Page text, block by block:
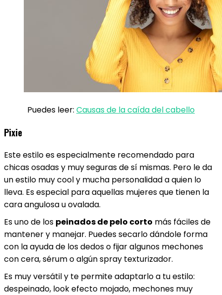
Puedes leer: Causas de la caída del cabello
Pixie
Este estilo es especialmente recomendado para
chicas osadas y muy seguras de sí mismas. Pero le da
un estilo muy cool y mucha personalidad a quien lo
lleva. Es especial para aquellas mujeres que tienen la
cara angulosa u ovalada.
Es uno de los peinados de pelo corto más fáciles de
mantener y manejar. Puedes secarlo dándole forma
con la ayuda de los dedos o fijar algunos mechones
con cera, sérum o algún spray texturizador.
Es muy versátil y te permite adaptarlo a tu estilo:
despeinado, look efecto mojado, mechones muy